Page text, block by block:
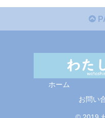
ホーム
お問い